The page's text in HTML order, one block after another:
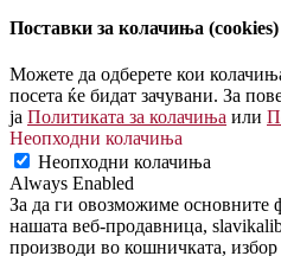
Поставки за колачиња (cookies)
Можете да одберете кои
посета ќе бидат зачувани. За
ја Политиката за колачиња или
Неопходни колачиња
Неопходни колачиња
Always Enabled
За да ги овозможиме основните
нашата веб-продавница,
производи во кошничката,